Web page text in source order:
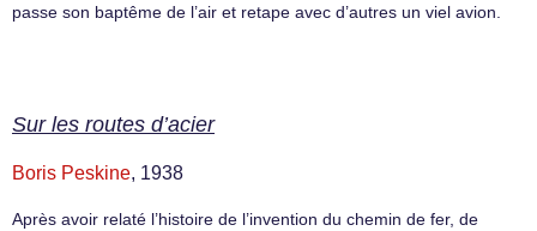
passe son baptême de l’air et retape avec d’autres un viel avion.
Sur les routes d’acier
Boris Peskine, 1938
Après avoir relaté l’histoire de l’invention du chemin de fer, de